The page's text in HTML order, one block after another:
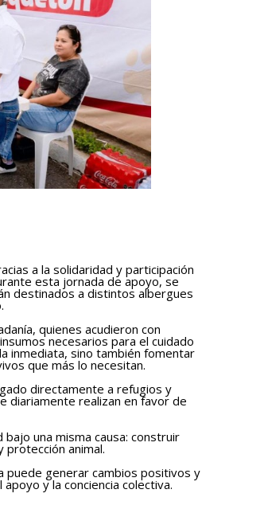
a la solidaridad y participación
esta jornada de apoyo, se
destinados a distintos albergues
quienes acudieron con
necesarios para el cuidado
inmediata, sino también fomentar
que más lo necesitan.
directamente a refugios y
diariamente realizan en favor de
bajo una misma causa: construir
protección animal.
puede generar cambios positivos y
y la conciencia colectiva.